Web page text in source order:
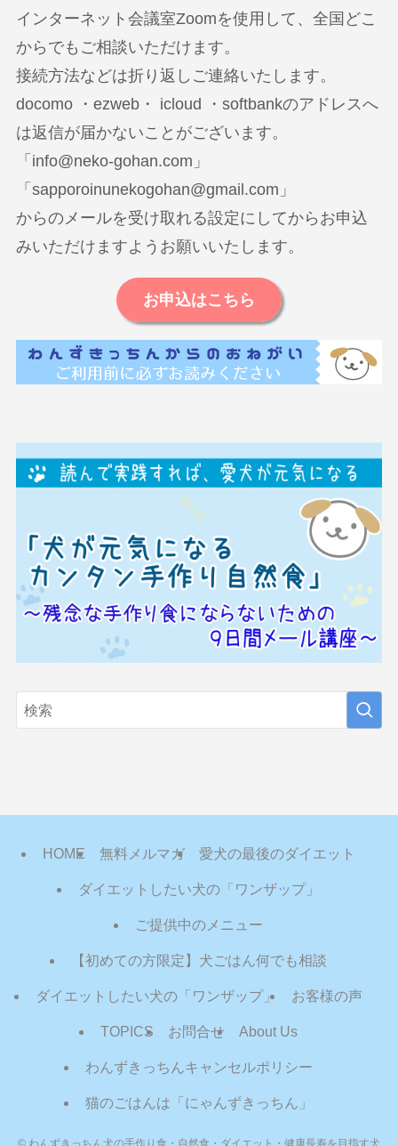
インターネット会議室Zoomを使用して、全国どこ
からでもご相談いただけます。
接続方法などは折り返しご連絡いたします。
docomo ・ezweb・ icloud ・softbankのアドレスへ
は返信が届かないことがございます。
「info@neko-gohan.com」
「sapporoinunekogohan@gmail.com」
からのメールを受け取れる設定にしてからお申込
みいただけますようお願いいたします。
お申込はこちら
HOME 無料メルマガ 愛犬の最後のダイエット
ダイエットしたい犬の「ワンザップ」
ご提供中のメニュー
【初めての方限定】犬ごはん何でも相談
ダイエットしたい犬の「ワンザップ」 お客様の声
TOPICS お問合せ About Us
わんずきっちんキャンセルポリシー
猫のごはんは「にゃんずきっちん」
© わんずきっちん犬の手作り食・自然食・ダイエット・健康長寿を目指す犬